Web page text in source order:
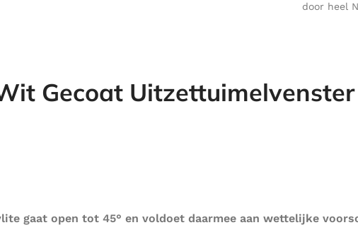
door heel
Gecoat
gaat open tot 45° en voldoet daarmee aan wettelijke